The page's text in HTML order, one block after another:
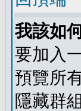
我該如
要加入
預覽所
隱藏群